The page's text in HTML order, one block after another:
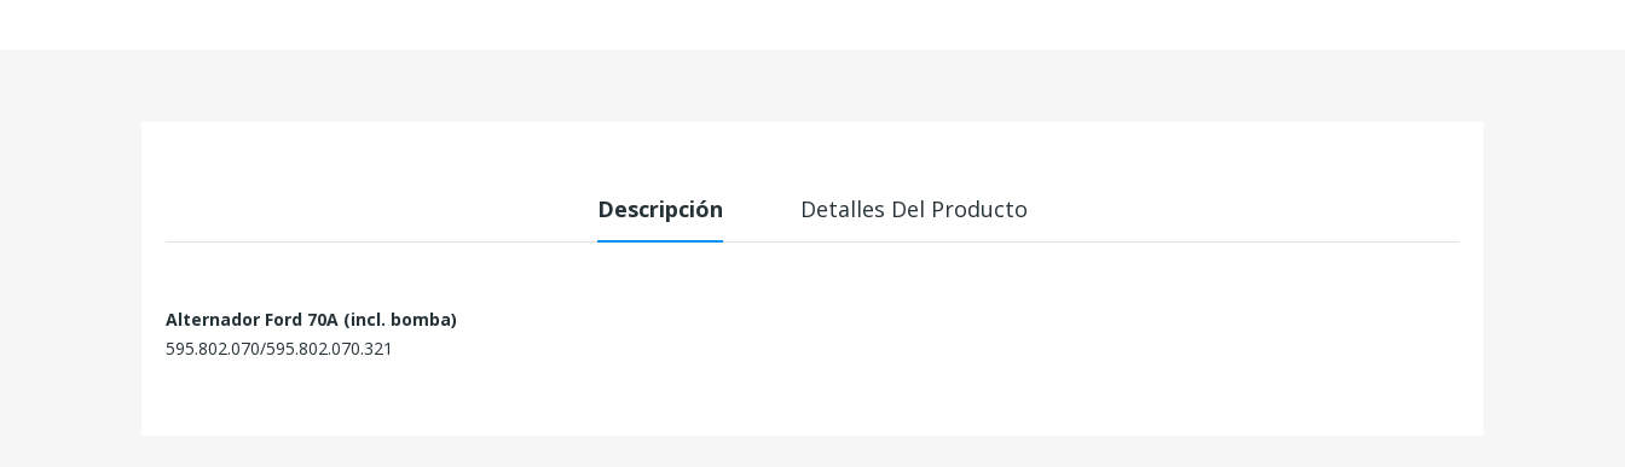
Descripción Detalles Del Producto
Alternador Ford 70A (incl. bomba)
595.802.070/595.802.070.321